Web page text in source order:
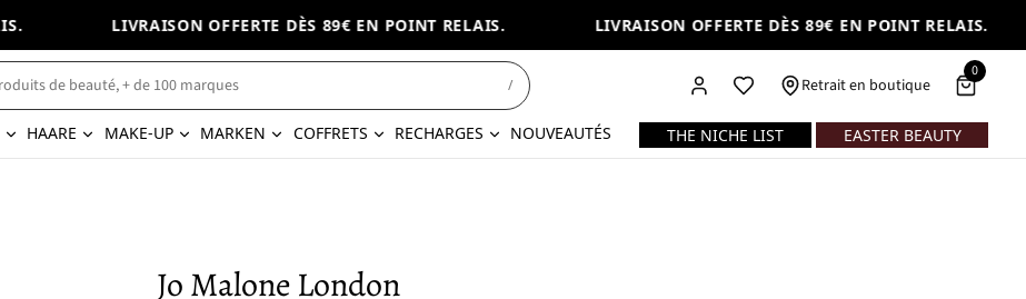
LIVRAISON OFFERTE DÈS 89€ EN POINT RELAIS. LIVRAISON OFFERTE DÈS 89€ EN POINT RELAIS.
/ Retrait en boutique
0
HAARE MAKE-UP MARKEN COFFRETS RECHARGES NOUVEAUTÉS THE NICHE LIST EASTER BEAUTY
Jo Malone London